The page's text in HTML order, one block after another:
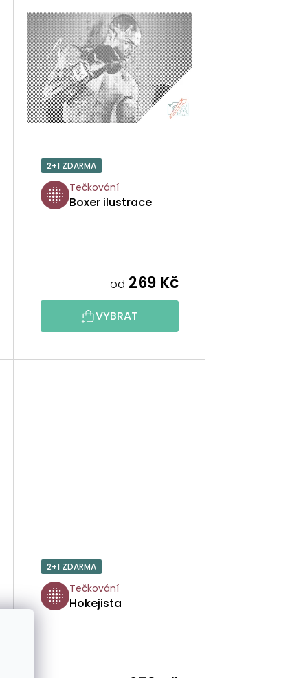
N
Í
P
R
O
D
U
Ů
2+1 ZDARMA
Tečkování
Boxer ilustrace
od 269 Kč
VYBRAT
2+1 ZDARMA
Tečkování
Hokejista